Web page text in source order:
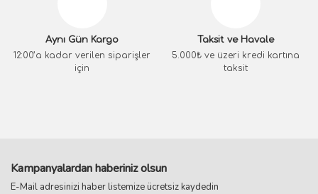
Aynı Gün Kargo
12:00’a kadar verilen siparişler
için
Taksit ve Havale
5.000₺ ve üzeri kredi kartına
taksit
Kampanyalardan haberiniz olsun
E-Mail adresinizi haber listemize ücretsiz kaydedin